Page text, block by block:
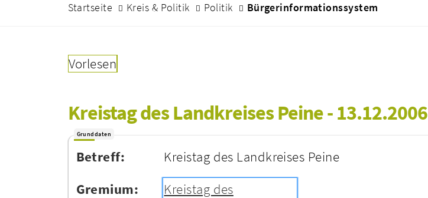
Startseite Kreis & Politik Politik Bürgerinformationssystem
Vorlesen
Kreistag des Landkreises Peine - 13.12.2006
Grunddaten
Betreff:
Kreistag des Landkreises Peine
Gremium:
Kreistag des